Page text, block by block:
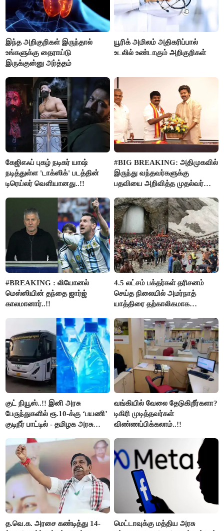
இந்த அறிகுறிகள் இருந்தால்
உங்களுக்கு தைராய்டு
இருக்குன்னு அர்த்தம்
யூரிக் அமிலம் அதிகரிப்பால்
உடலில் உண்டாகும் அறிகுறிகள்
கேஜிஎஃப் புகழ் நடிகர் யாஷ்
நடித்துள்ள 'டாக்‌ஸிக்' படத்தின்
டிரெய்லர் வெளியானது..!!
#BIG BREAKING: அதிமுகவில்
இருந்து வந்தவர்களுக்கு
பதவியை அறிவித்த முதல்வர்
#BREAKING : லியோனல்
மெஸ்ஸியின் தந்தை ஜார்ஜ்
காலமானார்..!!
4.5 லட்சம் பக்தர்கள் தரிசனம்
செய்த நிலையில் அமர்நாத்
யாத்திரை தற்காலிகமாக
குட் நியூஸ்..!! இனி அரசு
பேருந்துகளில் ரூ.10-க்கு ‘பயணி’
குடிநீர் பாட்டில் - தமிழக அரசு
வங்கியில் வேலை தேடுகிறீர்களா?
டிகிரி முடித்தவர்கள்
விண்ணப்பிக்கலாம்..!!
த.வெ.க. அரசை கண்டித்து 14-
மெட்டாவுக்கு மத்திய அரசு